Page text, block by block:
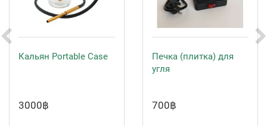
Кальян Portable Case
3000฿
Печка (плитка) для
угля
700฿